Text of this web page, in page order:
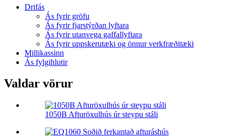
Drifás
Ás fyrir gröfu
Ás fyrir fjarstýrðan lyftara
Ás fyrir utanvega gaffallyftara
Ás fyrir uppskerutæki og önnur verkfræðitæki
Millikassinn
Ás fylgihlutir
Valdar vörur
1050B Afturöxulhús úr steypu stáli